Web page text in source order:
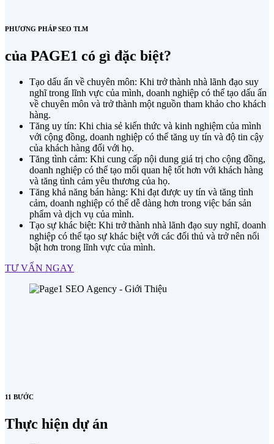
PHƯƠNG PHÁP SEO TLM
của PAGE1 có gì đặc biệt?
Tạo dấu ấn về chuyên môn: Khi trở thành nhà lãnh đạo suy
nghĩ trong lĩnh vực của mình, doanh nghiệp có thể tạo dấu ấn
về chuyên môn và trở thành một nguồn tham khảo cho khách
hàng.
Tăng uy tín: Khi chia sẻ kiến thức và kinh nghiệm của mình
với cộng đồng, doanh nghiệp có thể tăng uy tín và độ tin cậy
của khách hàng đối với họ.
Tăng tình cảm: Khi cung cấp nội dung giá trị cho cộng đồng,
doanh nghiệp có thể tạo mối quan hệ tốt hơn với khách hàng
và tăng tình cảm yêu thương của họ.
Tăng khả năng bán hàng: Khi đạt được uy tín và tăng tình
cảm, doanh nghiệp có thể dễ dàng hơn trong việc bán sản
phẩm và dịch vụ của mình.
Tạo sự khác biệt: Khi trở thành nhà lãnh đạo suy nghĩ, doanh
nghiệp có thể tạo sự khác biệt với các đối thủ và trở nên nổi
bật hơn trong lĩnh vực của mình.
TƯ VẤN NGAY
11 BƯỚC
Thực hiện dự án